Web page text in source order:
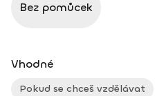
Bez pomůcek
Vhodné
Pokud se chceš vzdělávat